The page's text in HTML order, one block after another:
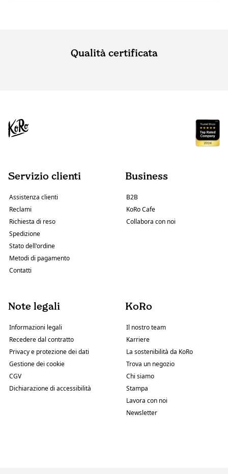
Qualità certificata
Servizio clienti
Assistenza clienti
Reclami
Richiesta di reso
Spedizione
Stato dell'ordine
Metodi di pagamento
Contatti
Business
B2B
KoRo Cafe
Collabora con noi
Note legali
Informazioni legali
Recedere dal contratto
Privacy e protezione dei dati
Gestione dei cookie
CGV
Dichiarazione di accessibilità
KoRo
Il nostro team
Karriere
La sostenibilità da KoRo
Trova un negozio
Chi siamo
Stampa
Lavora con noi
Newsletter